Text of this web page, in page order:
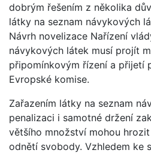
dobrým řešením z několika
látky na seznam návykových
Návrh novelizace Nařízení
návykových látek musí projít
připomínkovým řízení a přijetí
Evropské komise.
Zařazením látky na seznam
penalizaci i samotné držení
většího množství mohou
odnětí svobody. Vzhledem ke